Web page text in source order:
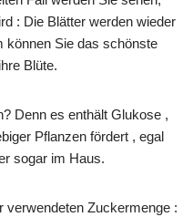
: Die Blätter werden wieder
können Sie das schönste
Blüte.
Denn es enthält Glukose ,
Pflanzen fördert , egal
sogar im Haus.
verwendeten Zuckermenge :